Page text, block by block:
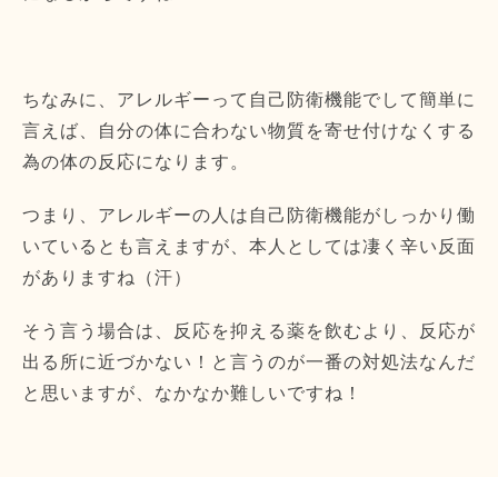
ちなみに、アレルギーって自己防衛機能でして簡単に
言えば、
自分の体に合わない物質を寄せ付けなくする
為の体の反応になりま す。
つまり、 アレルギーの人は自己防衛機能がしっかり働
いているとも言えますが、本人としては凄く辛い反面
がありますね（汗）
そう言う場合は、反応を抑える薬を飲むより、
反応が
出る所に近づかない！ と言うのが一番の対処法なんだ
と思いますが、 なかなか難しいですね！